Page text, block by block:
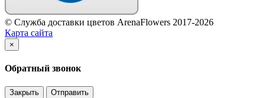
© Служба доставки цветов ArenaFlowers 2017-2026
Карта сайта
×
Обратный звонок
Закрыть Отправить